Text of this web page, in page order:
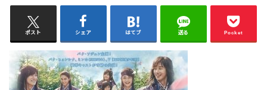
ポスト シェア はてブ 送る Pocket